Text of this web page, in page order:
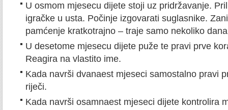
U osmom mjesecu dijete stoji uz pridržavanje.
igračke u usta. Počinje izgovarati suglasnike.
pamćenje kratkotrajno – traje samo nekoliko
U desetome mjesecu dijete puže te pravi prve
Reagira na vlastito ime.
Kada navrši dvanaest mjeseci samostalno pravi
riječi.
Kada navrši osamnaest mjeseci dijete kontrolira